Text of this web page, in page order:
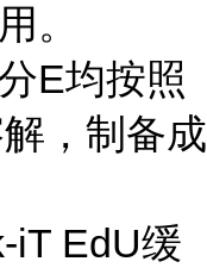
。
E均按照
，制备成
iT EdU缓